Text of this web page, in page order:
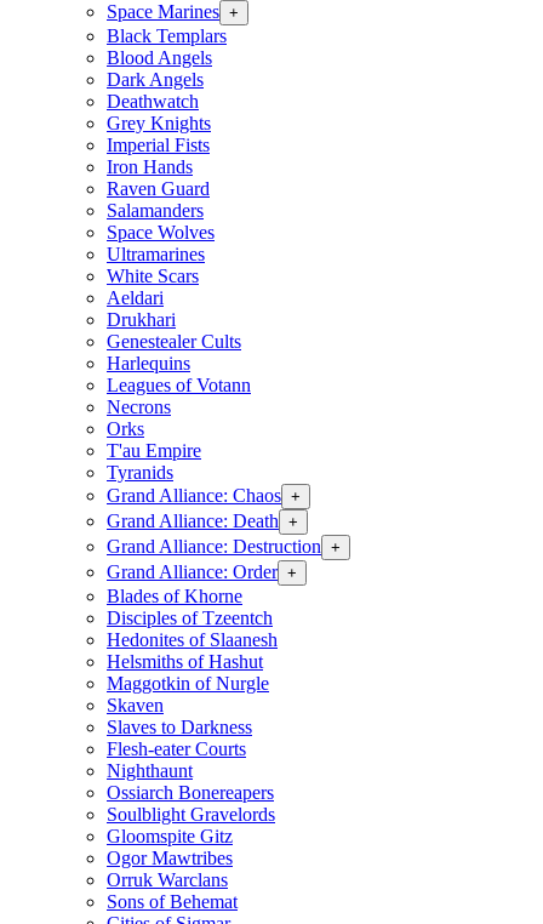
Space Marines +
Black Templars
Blood Angels
Dark Angels
Deathwatch
Grey Knights
Imperial Fists
Iron Hands
Raven Guard
Salamanders
Space Wolves
Ultramarines
White Scars
Aeldari
Drukhari
Genestealer Cults
Harlequins
Leagues of Votann
Necrons
Orks
T'au Empire
Tyranids
Grand Alliance: Chaos +
Grand Alliance: Death +
Grand Alliance: Destruction +
Grand Alliance: Order +
Blades of Khorne
Disciples of Tzeentch
Hedonites of Slaanesh
Helsmiths of Hashut
Maggotkin of Nurgle
Skaven
Slaves to Darkness
Flesh-eater Courts
Nighthaunt
Ossiarch Bonereapers
Soulblight Gravelords
Gloomspite Gitz
Ogor Mawtribes
Orruk Warclans
Sons of Behemat